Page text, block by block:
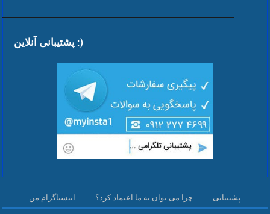
پشتیبانی آنلاین :)
اینستاگرام من چرا می توان به ما اعتماد کرد؟ پشتیبانی